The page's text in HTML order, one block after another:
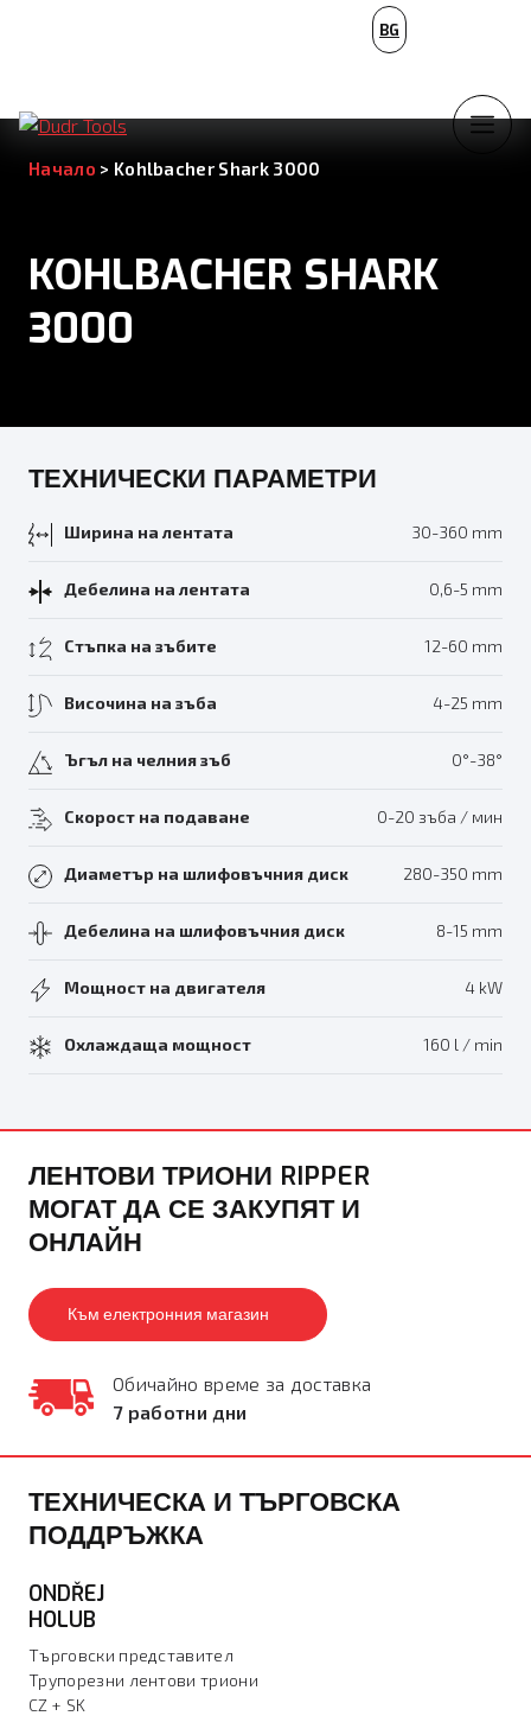
BG
Начало > Kohlbacher Shark 3000
KOHLBACHER SHARK
3000
ТЕХНИЧЕСКИ ПАРАМЕТРИ
Ширина на лентата 30-360 mm
Дебелина на лентата 0,6-5 mm
Стъпка на зъбите 12-60 mm
Височина на зъба 4-25 mm
Ъгъл на челния зъб 0°-38°
Скорост на подаване 0-20 зъба / мин
Диаметър на шлифовъчния диск 280-350 mm
Дебелина на шлифовъчния диск 8-15 mm
Мощност на двигателя 4 kW
Охлаждаща мощност 160 l / min
ЛЕНТОВИ ТРИОНИ RIPPER
МОГАТ ДА СЕ ЗАКУПЯТ И
ОНЛАЙН
Към електронния магазин
Обичайно време за доставка
7 работни дни
ТЕХНИЧЕСКА И ТЪРГОВСКА
ПОДДРЪЖКА
ONDŘEJ
HOLUB
Търговски представител
Трупорезни лентови триони
CZ + SK